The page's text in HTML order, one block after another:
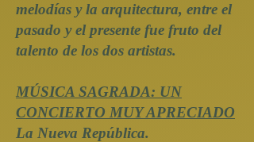
melodías y la arquitectura, entre el
pasado y el presente fue fruto del
talento de los dos artistas.
MÚSICA SAGRADA: UN
CONCIERTO MUY APRECIADO
La Nueva República.